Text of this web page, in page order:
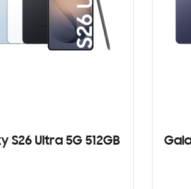
S26 Ultra 5G 512GB